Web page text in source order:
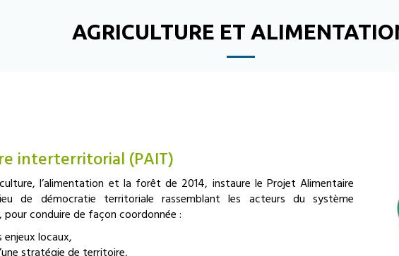
AGRICULTURE ET
interterritorial (PAIT)
l’alimentation et la forêt de 2014, instaure le Projet Alimentaire
de démocratie territoriale rassemblant les acteurs du système
pour conduire de façon coordonnée :
locaux,